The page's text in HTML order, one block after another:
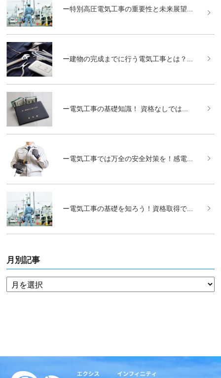
ー特別高圧電気工事の重要性と未来展望...
ー建物の完成までに行う電気工事とは？...
ー電気工事の基礎知識！ 資格なしでは...
ー電気工事では万全の安全対策を！感電...
ー電気工事の基礎を知ろう！資格取得で...
月別記事